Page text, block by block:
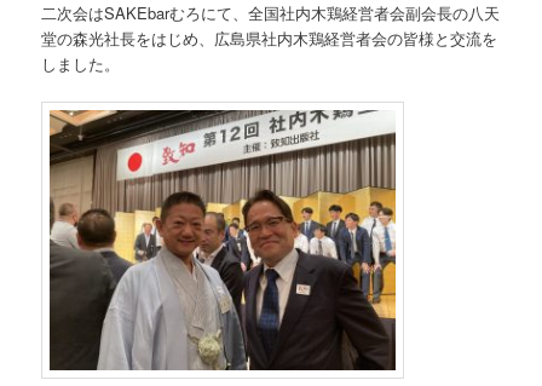
二次会はSAKEbarむろにて、全国社内木鶏経営者会副会長の八天
堂の森光社長をはじめ、広島県社内木鶏経営者会の皆様と交流を
しました。